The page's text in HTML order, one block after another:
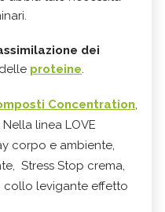
dei
proteine.
Concentration,
linea LOVE
corpo e ambiente,
Stress Stop crema,
collo levigante effetto